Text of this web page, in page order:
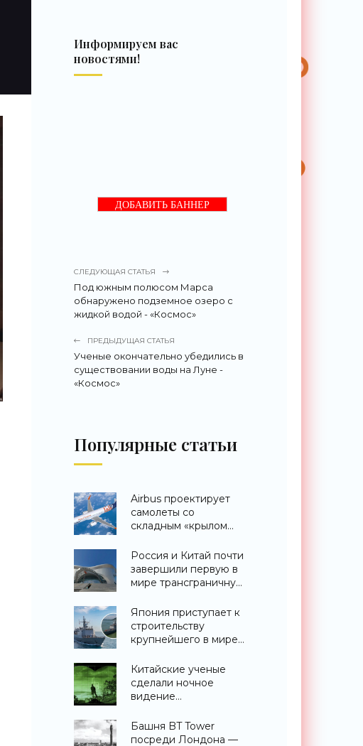
Информируем вас
новостями!
ДОБАВИТЬ БАННЕР
СЛЕДУЮЩАЯ СТАТЬЯ
Под южным полюсом Марса
обнаружено подземное озеро с
жидкой водой - «Космос»
ПРЕДЫДУЩАЯ СТАТЬЯ
Ученые окончательно убедились в
существовании воды на Луне -
«Космос»
Популярные статьи
Airbus проектирует
самолеты со
складным «крылом
«Технологии»
Россия и Китай почти
завершили первую в
мире трансграничную
между двумя
странами -
«Технологии»
Япония приступает к
строительству
крупнейшего в мире
ПРО AEGIS -
«Оружие»
Китайские ученые
сделали ночное
видение
«Технологии»
Башня BT Tower
посреди Лондона —